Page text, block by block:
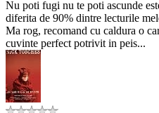
Nu poti fugi nu te poti ascunde
diferita de 90% dintre lecturile
Ma rog, recomand cu caldura o
cuvinte perfect potrivit in peis...